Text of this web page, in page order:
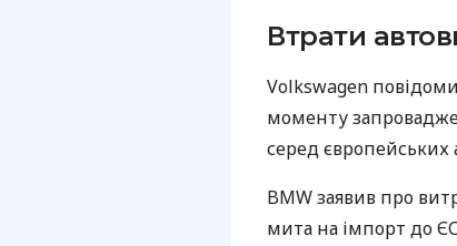
Втрати
Volkswagen
моменту
серед європейських
BMW заявив про
мита на імпорт до